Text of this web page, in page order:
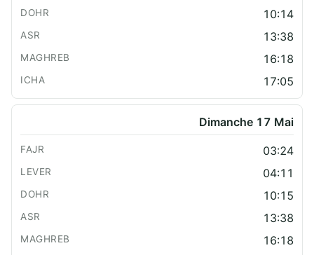
10:14
13:38
16:18
17:05
Dimanche 17 Mai
03:24
04:11
10:15
13:38
16:18